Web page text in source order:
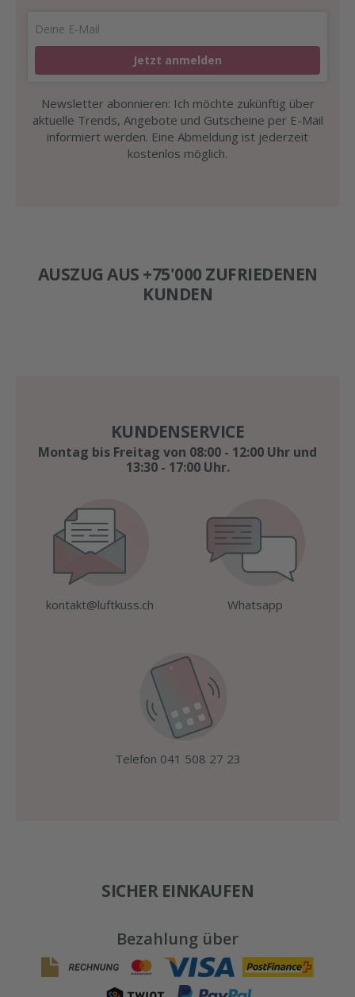
Jetzt anmelden
Newsletter abonnieren: Ich möchte zukünftig über
aktuelle Trends, Angebote und Gutscheine per E-Mail
informiert werden. Eine Abmeldung ist jederzeit
kostenlos möglich.
AUSZUG AUS +75'000 ZUFRIEDENEN
KUNDEN
KUNDENSERVICE
Montag bis Freitag von 08:00 - 12:00 Uhr und
13:30 - 17:00 Uhr.
kontakt@luftkuss.ch Whatsapp
Telefon 041 508 27 23
SICHER EINKAUFEN
Bezahlung über